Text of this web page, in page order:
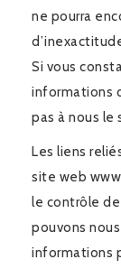
ne pourra
Si vous
informations
pas à nous le
Les liens
site web
le contrôle
pouvons
informations